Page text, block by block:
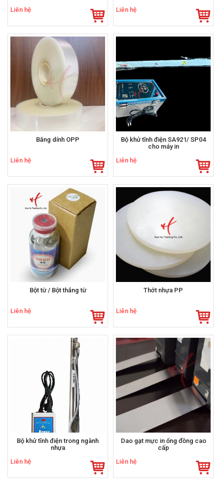
Liên hệ
Liên hệ
Băng dính OPP
Liên hệ
Bộ khử tĩnh điện SA921/ SP04
cho máy in
Liên hệ
Bột từ / Bột thắng từ
Liên hệ
Thớt nhựa PP
Liên hệ
Bộ khử tĩnh điện trong ngành
nhựa
Liên hệ
Dao gạt mực in ống đồng cao
cấp
Liên hệ